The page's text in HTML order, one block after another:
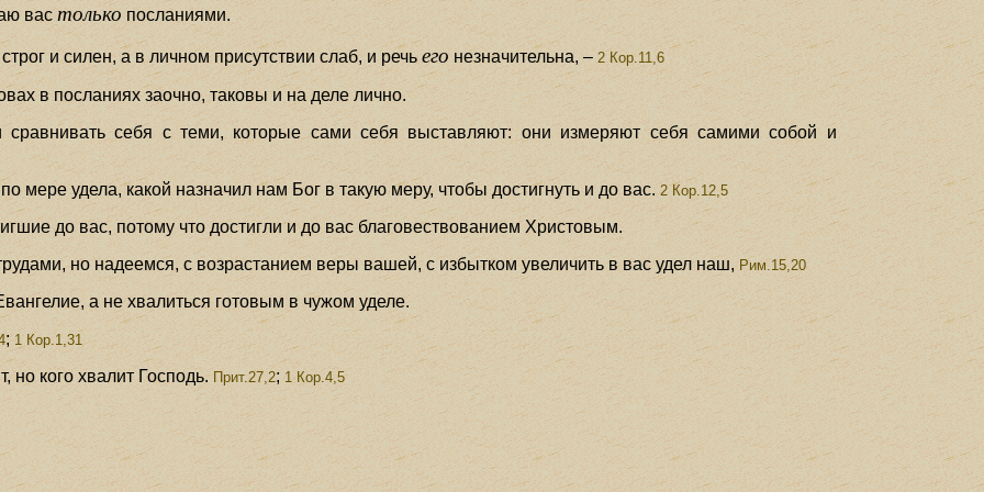
вастолько посланиями.
и силен, а в личном присутствии слаб, и речьего незначительна, – 2 Кор.11,6
в посланиях заочно, таковы и на деле лично.
себя с теми, которые сами себя выставляют: они измеряют себя самими собой и
мере удела, какой назначил нам Бог в такую меру, чтобы достигнуть и до вас.2 Кор.12,5
до вас, потому что достигли и до вас благовествованием Христовым.
но надеемся, с возрастанием веры вашей, с избытком увеличить в вас удел наш, Рим.15,20
а не хвалиться готовым в чужом уделе.
; 1 Кор.1,31
но кого хвалит Господь. Прит.27,2; 1 Кор.4,5